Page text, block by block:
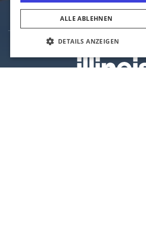
Treffen in Illinois
ALLE ABLEHNEN
DETAILS ANZEIGEN